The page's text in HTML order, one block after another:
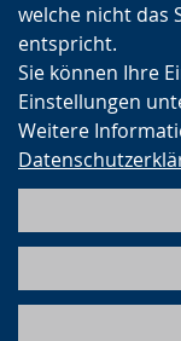
welche nicht das
entspricht.
Sie können Ihre
Einstellungen
Weitere